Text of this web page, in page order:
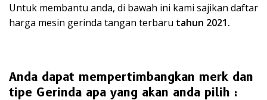
Untuk membantu anda, di bawah ini kami sajikan daftar
harga mesin gerinda tangan terbaru tahun 2021.
Anda dapat mempertimbangkan merk dan
tipe Gerinda apa yang akan anda pilih :